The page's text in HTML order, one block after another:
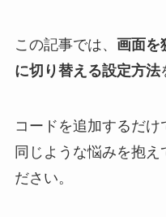
この記事では、 画面を
に切り替える設定方法
コードを追加するだけ
同じような悩みを抱え
ださい。